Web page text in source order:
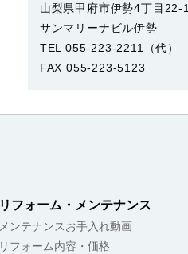
山梨県甲府市伊勢4丁目22-1
サンマリーナビル伊勢
TEL 055-223-2211（代）
FAX 055-223-5123
リフォーム・メンテナンス
メンテナンスお手入れ動画
リフォーム内容・価格